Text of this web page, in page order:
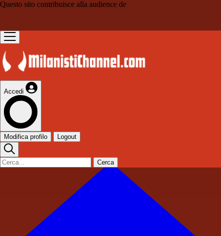
Questo sito contribuisce alla audience de
Accedi
Modifica profilo Logout
Cerca